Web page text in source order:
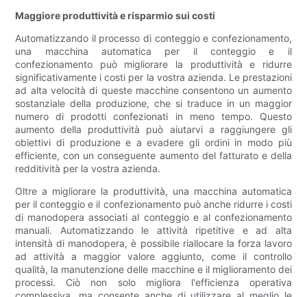
Maggiore produttività e risparmio sui costi
Automatizzando il processo di conteggio e confezionamento,
una macchina automatica per il conteggio e il
confezionamento può migliorare la produttività e ridurre
significativamente i costi per la vostra azienda. Le prestazioni
ad alta velocità di queste macchine consentono un aumento
sostanziale della produzione, che si traduce in un maggior
numero di prodotti confezionati in meno tempo. Questo
aumento della produttività può aiutarvi a raggiungere gli
obiettivi di produzione e a evadere gli ordini in modo più
efficiente, con un conseguente aumento del fatturato e della
redditività per la vostra azienda.
Oltre a migliorare la produttività, una macchina automatica
per il conteggio e il confezionamento può anche ridurre i costi
di manodopera associati al conteggio e al confezionamento
manuali. Automatizzando le attività ripetitive e ad alta
intensità di manodopera, è possibile riallocare la forza lavoro
ad attività a maggior valore aggiunto, come il controllo
qualità, la manutenzione delle macchine e il miglioramento dei
processi. Ciò non solo migliora l'efficienza operativa